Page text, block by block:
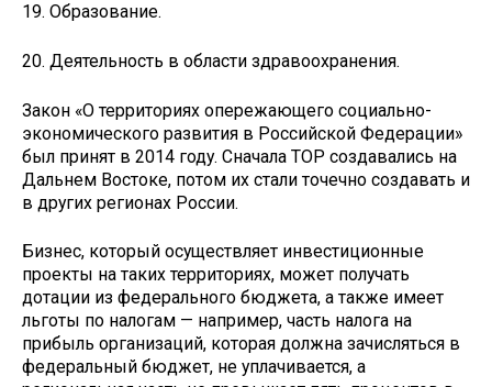
19. Образование.
20. Деятельность в области здравоохранения.
Закон «О территориях опережающего социально-
экономического развития в Российской Федерации»
был принят в 2014 году. Сначала ТОР создавались на
Дальнем Востоке, потом их стали точечно создавать и
в других регионах России.
Бизнес, который осуществляет инвестиционные
проекты на таких территориях, может получать
дотации из федерального бюджета, а также имеет
льготы по налогам — например, часть налога на
прибыль организаций, которая должна зачисляться в
федеральный бюджет, не уплачивается, а